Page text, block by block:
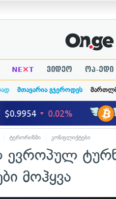
NE×T ვიდეო ოპ-ედი
მთავარია გჯეროდეს
ტერორიზმი კონფლიქტები
ევროპულ
მოჰყვა